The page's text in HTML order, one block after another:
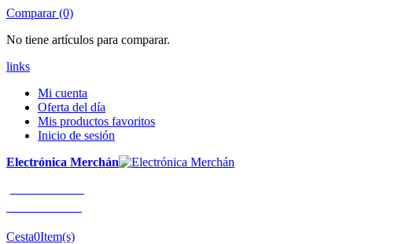
Comparar (0)
No tiene artículos para comparar.
links
Mi cuenta
Oferta del día
Mis productos favoritos
Inicio de sesión
Electrónica Merchán
Cesta0Item(s)